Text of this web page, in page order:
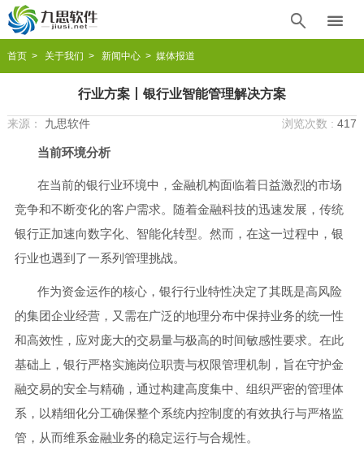
 
首页> 关于我们 > 新闻中心> 媒体报道
行业方案丨银行业智能管理解决方案
来源： 九思软件 浏览次数 :417
当前环境分析
在当前的银行业环境中，金融机构面临着日益激烈的市场
竞争和不断变化的客户需求。随着金融科技的迅速发展，传统
银行正加速向数字化、智能化转型。然而，在这一过程中，银
行业也遇到了一系列管理挑战。
作为资金运作的核心，银行行业特性决定了其既是高风险
的集团企业经营，又需在广泛的地理分布中保持业务的统一性
和高效性，应对庞大的交易量与极高的时间敏感性要求。在此
基础上，银行严格实施岗位职责与权限管理机制，旨在守护金
融交易的安全与精确，通过构建高度集中、组织严密的管理体
系，以精细化分工确保整个系统内控制度的有效执行与严格监
管，从而维系金融业务的稳定运行与合规性。